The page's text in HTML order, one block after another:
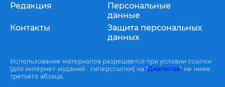
Редакция
Контакты
Персональные
данные
Защита персональных
данных
Использование материалов разрешается при условии ссылки
(для интернет-изданий - гиперссылки) на "Диалог.ua" не ниже
третьего абзаца.